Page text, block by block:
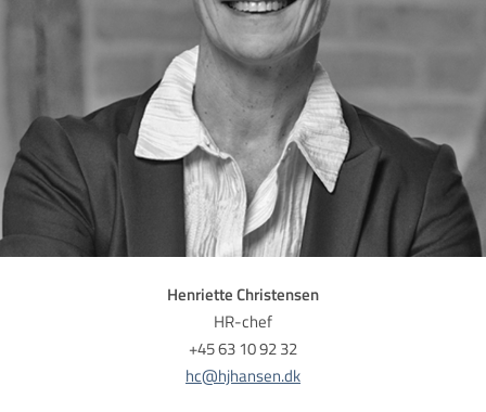
Henriette Christensen
HR-chef
​​​​​​​+45 63 10 92 32
hc@hjhansen.dk